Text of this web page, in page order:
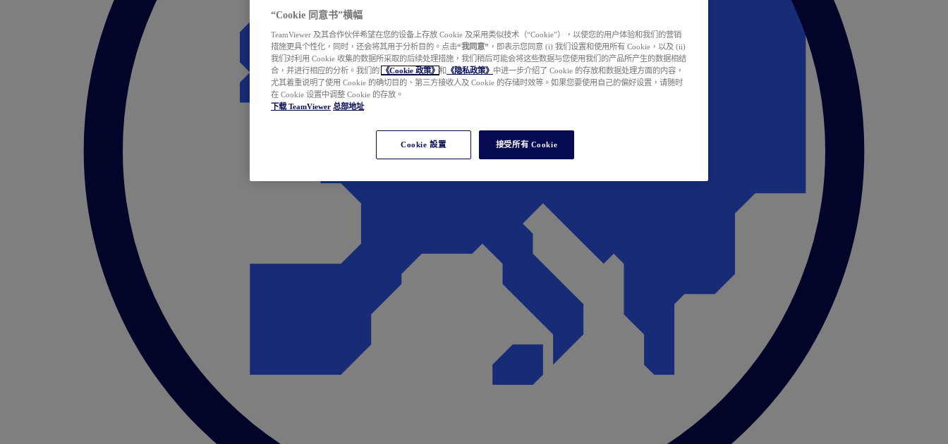
“Cookie 同意书”横幅
TeamViewer 及其合作伙伴希望在您的设备上存放 Cookie 及采用类似技术（“Cookie”），以使您的用户体验和我们的营销
措施更具个性化，同时，还会将其用于分析目的。点击“我同意” ，即表示您同意 (i) 我们设置和使用所有 Cookie，以及 (ii)
我们对利用 Cookie 收集的数据所采取的后续处理措施，我们稍后可能会将这些数据与您使用我们的产品所产生的数据相结
合，并进行相应的分析。我们的
《Cookie 政策》 和 《隐私政策》 中进一步介绍了 Cookie 的存放和数据处理方面的内容，
尤其着重说明了使用 Cookie 的确切目的、第三方接收人及 Cookie 的存储时效等。如果您要使用自己的偏好设置，请随时
在 Cookie 设置中调整 Cookie 的存放。
下载 TeamViewer 总部地址
Cookie 設置 接受所有 Cookie